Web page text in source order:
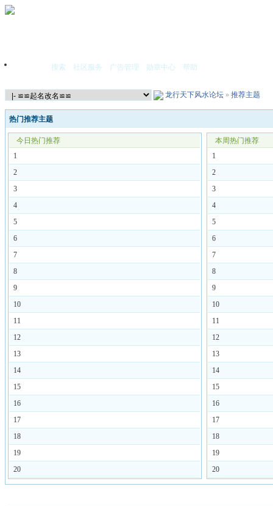
搜索 社区服务 广告管理 勋章中心 帮助
龙行天下风水论坛 » 推荐主题
热门推荐主题
今日热门推荐
1
2
3
4
5
6
7
8
9
10
11
12
13
14
15
16
17
18
19
20
本周热门推荐
1
2
3
4
5
6
7
8
9
10
11
12
13
14
15
16
17
18
19
20